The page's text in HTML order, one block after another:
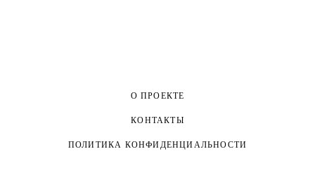
О ПРОЕКТЕ
КОНТАКТЫ
ПОЛИТИКА КОНФИДЕНЦИАЛЬНОСТИ